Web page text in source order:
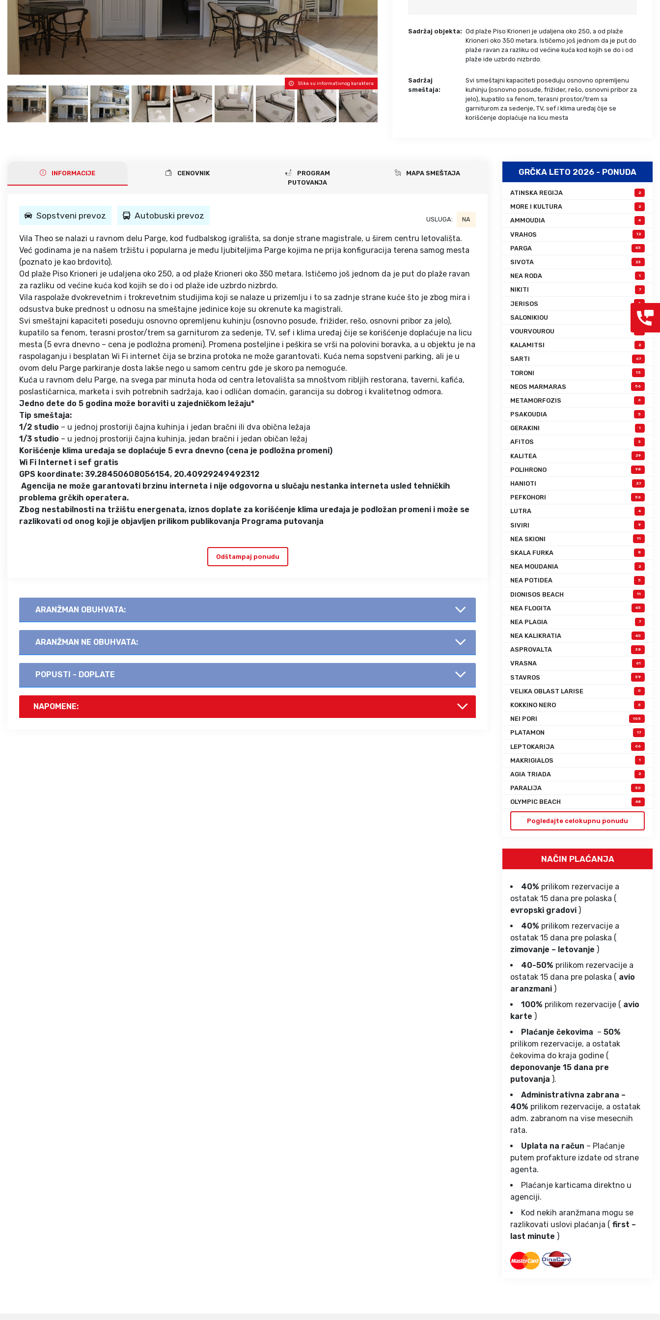
Gerakini
Psakoudia
Metamorfozis
Nikiti
Neos Marmaras
Sarti
Kalamitsi
Salonikiou
Krf
Tasos
Evia
Lefkada
Pilion
Amuljani
Santorini
Mikonos
Rodos
Kipar
Krit
Kasandra
Sitonija
Tasos
Jonska obala
Kefalonija
Skijatos
Ohrid
Slike su informativnog karaktera
Sadržaj objekta: Od plaže Piso Krioneri je udaljena oko 250, a od plaže
Krioneri oko 350 metara. Ističemo još jednom da je put do
plaže ravan za razliku od većine kuća kod kojih se do i od
plaže ide uzbrdo nizbrdo.
Sadržaj
smeštaja:
Svi smeštajni kapaciteti poseduju osnovno opremljenu
kuhinju (osnovno posuđe, frižider, rešo, osnovni pribor za
jelo), kupatilo sa fenom, terasni prostor/trem sa
garniturom za sedenje, TV, sef i klima uređaj čije se
korišćenje doplaćuje na licu mesta
INFORMACIJE CENOVNIK
PROGRAM
PUTOVANJA
MAPA SMEŠTAJA
Sopstveni prevoz Autobuski prevoz USLUGA: NA
Vila Theo se nalazi u ravnom delu Parge, kod fudbalskog igrališta, sa donje strane magistrale, u širem centru letovališta.
Već godinama je na našem tržištu i popularna je među ljubiteljima Parge kojima ne prija konfiguracija terena samog mesta
(poznato je kao brdovito).
Od plaže Piso Krioneri je udaljena oko 250, a od plaže Krioneri oko 350 metara. Ističemo još jednom da je put do plaže ravan
za razliku od većine kuća kod kojih se do i od plaže ide uzbrdo nizbrdo.
Vila raspolaže dvokrevetnim i trokrevetnim studijima koji se nalaze u prizemlju i to sa zadnje strane kuće što je zbog mira i
odsustva buke prednost u odnosu na smeštajne jedinice koje su okrenute ka magistrali.
Svi smeštajni kapaciteti poseduju osnovno opremljenu kuhinju (osnovno posuđe, frižider, rešo, osnovni pribor za jelo),
kupatilo sa fenom, terasni prostor/trem sa garniturom za sedenje, TV, sef i klima uređaj čije se korišćenje doplaćuje na licu
mesta (5 evra dnevno – cena je podložna promeni). Promena posteljine i peškira se vrši na polovini boravka, a u objektu je na
raspolaganju i besplatan Wi Fi internet čija se brzina protoka ne može garantovati. Kuća nema sopstveni parking, ali je u
ovom delu Parge parkiranje dosta lakše nego u samom centru gde je skoro pa nemoguće.
Kuća u ravnom delu Parge, na svega par minuta hoda od centra letovališta sa mnoštvom ribljih restorana, taverni, kafića,
poslastičarnica, marketa i svih potrebnih sadržaja, kao i odličan domaćin, garancija su dobrog i kvalitetnog odmora.
Jedno dete do 5 godina može boraviti u zajedničkom ležaju*
Tip smeštaja:
1/2 studio – u jednoj prostoriji čajna kuhinja i jedan bračni ili dva obična ležaja
1/3 studio – u jednoj prostoriji čajna kuhinja, jedan bračni i jedan običan ležaj
Korišćenje klima uređaja se doplaćuje 5 evra dnevno (cena je podložna promeni)
Wi Fi Internet i sef gratis
GPS koordinate: 39.28450608056154, 20.40929249492312
Agencija ne može garantovati brzinu interneta i nije odgovorna u slučaju nestanka interneta usled tehničkih
problema grčkih operatera.
Zbog nestabilnosti na tržištu energenata, iznos doplate za korišćenje klima uređaja je podložan promeni i može se
razlikovati od onog koji je objavljen prilikom publikovanja Programa putovanja
Odštampaj ponudu
ARANŽMAN OBUHVATA:
ARANŽMAN NE OBUHVATA:
POPUSTI - DOPLATE
NAPOMENE:
GRČKA LETO 2026 - PONUDA
ATINSKA REGIJA 2
MORE I KULTURA 2
AMMOUDIA 4
VRAHOS 12
PARGA 45
SIVOTA 23
NEA RODA 1
NIKITI 7
JERISOS 6
SALONIKIOU 0
VOURVOUROU
KALAMITSI 2
SARTI 67
TORONI 15
NEOS MARMARAS 56
METAMORFOZIS 6
PSAKOUDIA 5
GERAKINI 1
AFITOS 3
KALITEA 29
POLIHRONO 98
HANIOTI 37
PEFKOHORI 56
LUTRA 4
SIVIRI 9
NEA SKIONI 11
SKALA FURKA 8
NEA MOUDANIA 2
NEA POTIDEA 5
DIONISOS BEACH 11
NEA FLOGITA 45
NEA PLAGIA 7
NEA KALIKRATIA 40
ASPROVALTA 38
VRASNA 61
STAVROS 59
VELIKA OBLAST LARISE 0
KOKKINO NERO 5
NEI PORI 105
PLATAMON 17
LEPTOKARIJA 66
MAKRIGIALOS 1
AGIA TRIADA 2
PARALIJA 50
OLYMPIC BEACH 48
Pogledajte celokupnu ponudu
NAČIN PLAĆANJA
40% prilikom rezervacije a
ostatak 15 dana pre polaska (
evropski gradovi )
40% prilikom rezervacije a
ostatak 15 dana pre polaska (
zimovanje – letovanje )
40-50% prilikom rezervacije a
ostatak 15 dana pre polaska ( avio
aranzmani )
100% prilikom rezervacije ( avio
karte )
Plaćanje čekovima – 50%
prilikom rezervacije, a ostatak
čekovima do kraja godine (
deponovanje 15 dana pre
putovanja ).
Administrativna zabrana –
40% prilikom rezervacije, a ostatak
adm. zabranom na vise mesecnih
rata.
Uplata na račun – Plaćanje
putem profakture izdate od strane
agenta.
Plaćanje karticama direktno u
agenciji.
Kod nekih aranžmana mogu se
razlikovati uslovi plaćanja ( first –
last minute )